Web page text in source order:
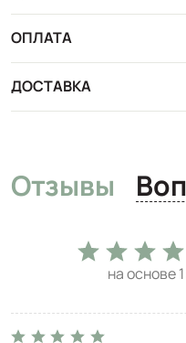
ОПЛАТА
ДОСТАВКА
Отзывы
на основе1